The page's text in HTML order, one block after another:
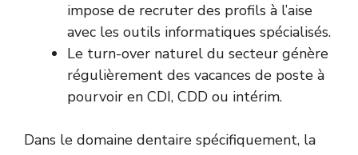
impose de recruter des profils à l’aise
avec les outils informatiques spécialisés.
Le turn-over naturel du secteur génère
régulièrement des vacances de poste à
pourvoir en CDI, CDD ou intérim.
Dans le domaine dentaire spécifiquement, la